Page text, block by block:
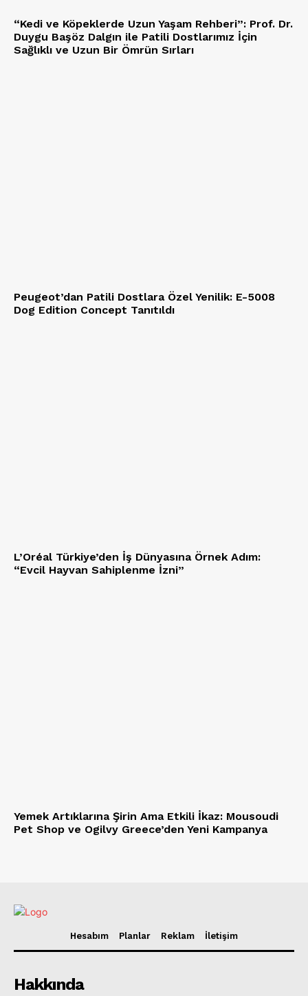
“Kedi ve Köpeklerde Uzun Yaşam Rehberi”: Prof. Dr.
Duygu Başöz Dalgın ile Patili Dostlarımız İçin
Sağlıklı ve Uzun Bir Ömrün Sırları
Peugeot’dan Patili Dostlara Özel Yenilik: E-5008
Dog Edition Concept Tanıtıldı
L’Oréal Türkiye’den İş Dünyasına Örnek Adım:
“Evcil Hayvan Sahiplenme İzni”
Yemek Artıklarına Şirin Ama Etkili İkaz: Mousoudi
Pet Shop ve Ogilvy Greece’den Yeni Kampanya
Hesabım Planlar Reklam İletişim
Hakkında